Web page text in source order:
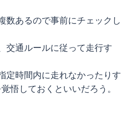
数あるので事前にチェックし
交通ルールに従って走行す
定時間内に走れなかったりす
悟しておくといいだろう。